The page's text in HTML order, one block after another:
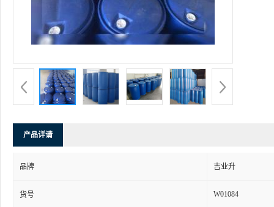
产品详请
品牌 吉业升
货号 W01084